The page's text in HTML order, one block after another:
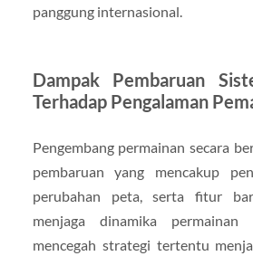
panggung internasional.
Dampak Pembaruan
Terhadap Pengalaman
Pengembang permainan secara
pembaruan yang mencakup
perubahan peta, serta fitur
menjaga dinamika
mencegah strategi tertentu